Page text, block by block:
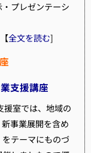
プレゼンテーシ
全文を読む]
支援講座
室では、地域の
事業展開を含め
テーマにものづ